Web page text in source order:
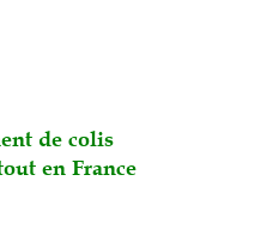
de colis
en France